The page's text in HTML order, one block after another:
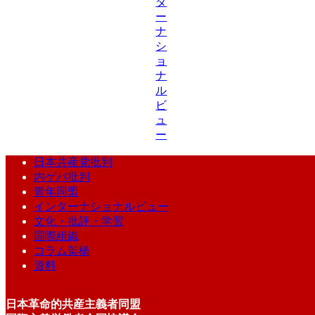
ー
ナ
シ
ョ
ナ
ル
ビ
ュ
ー
日本共産党批判
内ゲバ批判
青年同盟
インターナショナルビュー
文化・批評・学習
国際組織
コラム架橋
資料
日本革命的共産主義者同盟